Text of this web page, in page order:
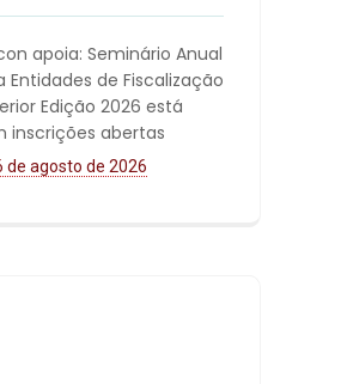
apoia: Seminário Anual
Entidades de Fiscalização
Edição 2026 está
inscrições abertas
de agosto de 2026